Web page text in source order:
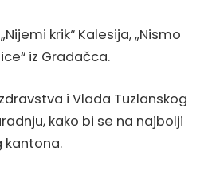
krik“ Kalesija, „Nismo
iz Gradačca.
i Vlada Tuzlanskog
kako bi se na najbolji
kantona.